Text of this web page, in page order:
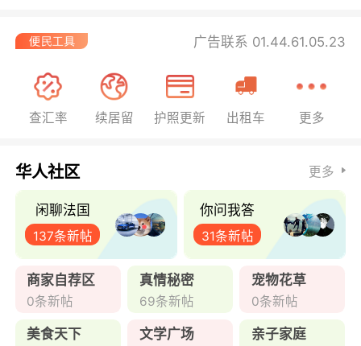
广告联系 01.44.61.05.23
查汇率 续居留 护照更新 出租车 更多
华人社区 更多
闲聊法国
137条新帖
你问我答
31条新帖
商家自荐区
0条新帖
真情秘密
69条新帖
宠物花草
0条新帖
美食天下 文学广场 亲子家庭